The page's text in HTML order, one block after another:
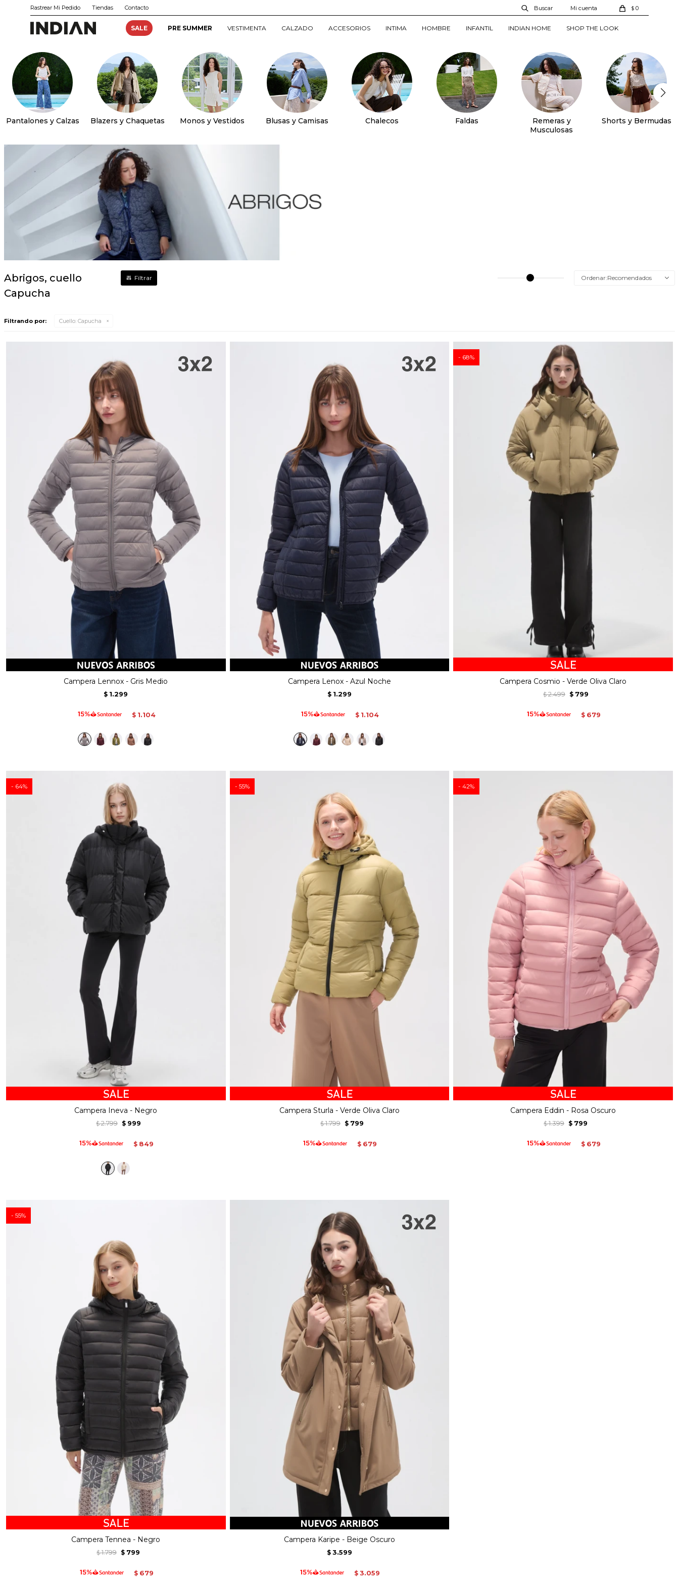
SALE PRE SUMMER VESTIMENTA CALZADO ACCESORIOS INTIMA HOMBRE INFANTIL INDIAN HOME SHOP THE LOOK
$ 0
Rastrear Mi Pedido Tiendas Contacto
Pantalones y Calzas Blazers y Chaquetas Monos y Vestidos Blusas y Camisas Chalecos Faldas
Remeras y
Musculosas
Shorts y Bermudas
Abrigos, cuello
Capucha
Recomendados
Filtrando por: Cuello: Capucha
Campera Lennox - Gris Medio
$ 1.299
$ 1.104
Campera Lenox - Azul Noche
$ 1.299
$ 1.104
68
Campera Cosmio - Verde Oliva Claro
$ 2.499 $ 799
$ 679
64
Campera Ineva - Negro
$ 2.799 $ 999
$ 849
55
Campera Sturla - Verde Oliva Claro
$ 1.799 $ 799
$ 679
42
Campera Eddin - Rosa Oscuro
$ 1.399 $ 799
$ 679
55
Campera Tennea - Negro
$ 1.799 $ 799
$ 679
Campera Karipe - Beige Oscuro
$ 3.599
$ 3.059